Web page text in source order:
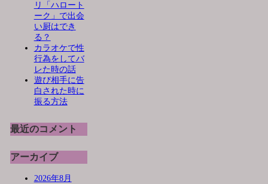
リ「ハロート
ーク」で出会
い厨はでき
る？
カラオケで性
行為をしてバ
レた時の話
遊び相手に告
白された時に
振る方法
最近のコメント
アーカイブ
2026年8月